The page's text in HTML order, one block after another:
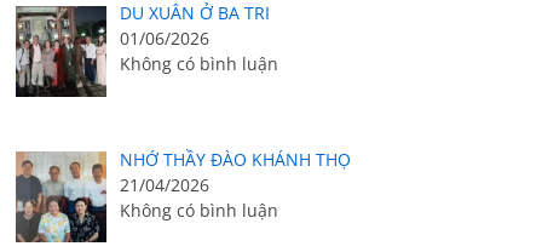
DU XUÂN Ở BA TRI
01/06/2026
Không có bình luận
NHỚ THẦY ĐÀO KHÁNH THỌ
21/04/2026
Không có bình luận